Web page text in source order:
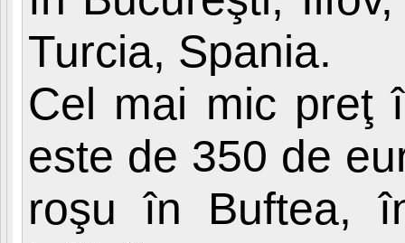
Turcia, Spania.
Cel mai mic preţ
este de 350 de
roşu în Buftea,